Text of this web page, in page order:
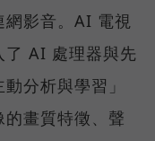
網影音。AI 電視
了 AI 處理器與先
分析與學習」
畫質特徵、聲